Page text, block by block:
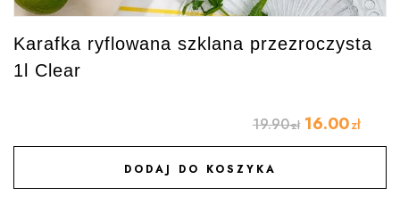
Karafka ryflowana szklana przezroczysta
1l Clear
19.90zł 16.00zł
DODAJ DO KOSZYKA
DODAJ DO ULUBIONYCH